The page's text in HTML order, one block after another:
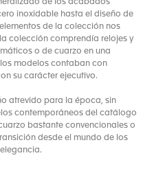
de los acabados
inoxidable hasta el diseño de
de la colección nos
colección comprendía relojes y
o de cuarzo en una
modelos contaban con
su carácter ejecutivo.
atrevido para la época, sin
contemporáneos del catálogo
bastante convencionales o
desde el mundo de los